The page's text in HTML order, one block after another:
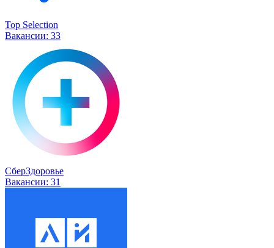
Top Selection
Вакансии: 33
СберЗдоровье
Вакансии: 31